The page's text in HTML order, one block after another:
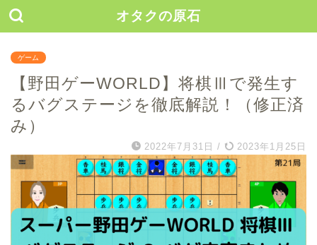
オタクの原石
ゲーム
【野田ゲーWORLD】将棋Ⅲで発生す
るバグステージを徹底解説！（修正済
み）
2022年7月31日 / 2023年1月25日